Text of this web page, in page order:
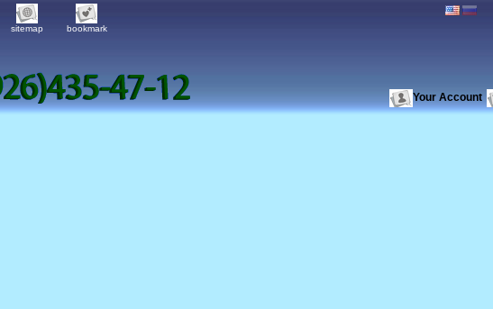
sitemap bookmark
Your Account